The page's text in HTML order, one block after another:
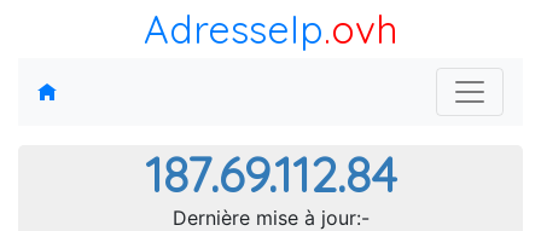
AdresseIp.ovh
187.69.112.84
Dernière mise à jour:-